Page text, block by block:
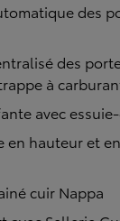
des
des
à
avec
en hauteur et en
cuir Nappa